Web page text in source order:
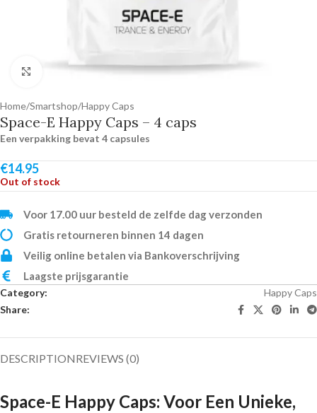
Click to enlarge
Home/Smartshop/Happy Caps
Space-E Happy Caps – 4 caps
Een verpakking bevat 4 capsules
€14.95
Out of stock
Voor 17.00 uur besteld de zelfde dag verzonden
Gratis retourneren binnen 14 dagen
Veilig online betalen via Bankoverschrijving
Laagste prijsgarantie
Category:
Happy Caps
Share:
DESCRIPTIONREVIEWS (0)
Space-E Happy Caps: Voor Een Unieke,